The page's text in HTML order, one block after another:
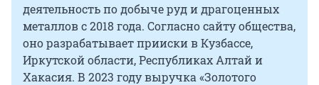
деятельность по добыче руд и драгоценных
металлов с 2018 года. Согласно сайту общества,
оно разрабатывает прииски в Кузбассе,
Иркутской области, Республиках Алтай и
Хакасия. В 2023 году выручка «Золотого